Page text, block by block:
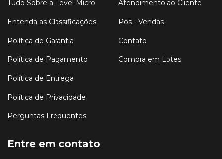
Tudo Sobre a Level Micro
Entenda as Classificações
Política de Garantia
Política de Pagamento
Política de Entrega
Política de Privacidade
Perguntas Frequentes
Atendimento ao Cliente
Pós - Vendas
Contato
Compra em Lotes
Entre em contato